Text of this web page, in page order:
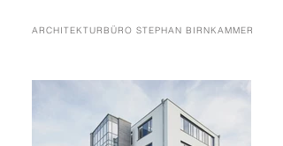
ARCHITEKTURBÜRO STEPHAN BIRNKAMMER